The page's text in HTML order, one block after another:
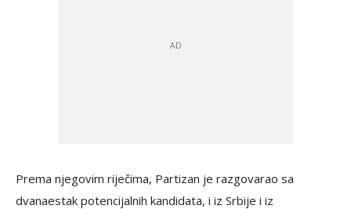
Prema njegovim riječima, Partizan je razgovarao sa
dvanaestak potencijalnih kandidata, i iz Srbije i iz